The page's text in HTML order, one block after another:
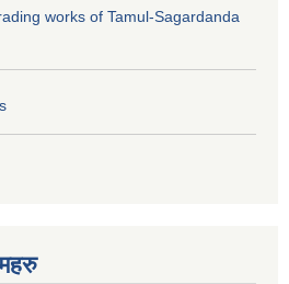
works of Tamul-Sagardanda